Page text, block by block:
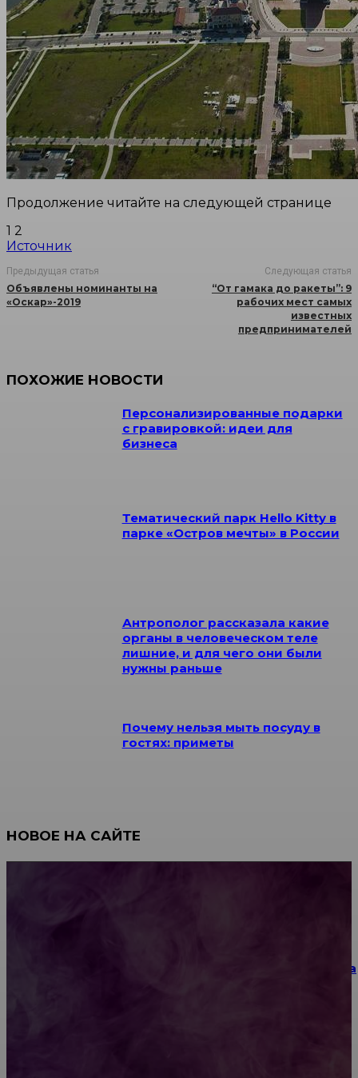
Продолжение читайте на следующей странице
1 2
Источник
Предыдущая статья
Объявлены номинанты на
«Оскар»-2019
Следующая статья
“От гамака до ракеты”: 9
рабочих мест самых
известных
предпринимателей
ПОХОЖИЕ НОВОСТИ
Персонализированные подарки
с гравировкой: идеи для
бизнеса
Тематический парк Hello Kitty в
парке «Остров мечты» в России
Антрополог рассказала какие
органы в человеческом теле
лишние, и для чего они были
нужны раньше
Почему нельзя мыть посуду в
гостях: приметы
НОВОЕ НА САЙТЕ
Как выбрать место для проведения корпоратива